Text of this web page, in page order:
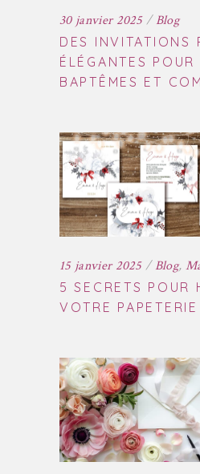
30 janvier 2025 Blog
DES INVITATIONS
ÉLÉGANTES POUR
BAPTÊMES ET
15 janvier 2025 Blog,
5 SECRETS POUR
VOTRE